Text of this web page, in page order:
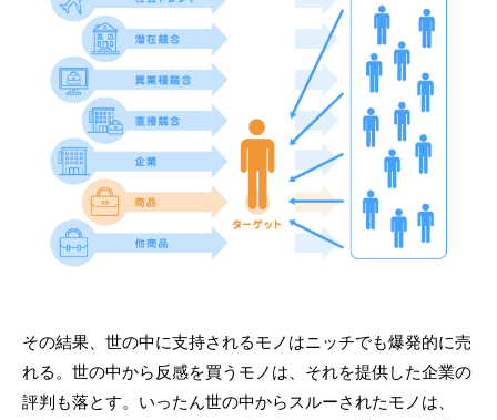
その結果、世の中に支持されるモノはニッチでも爆発的に売
れる。世の中から反感を買うモノは、それを提供した企業の
評判も落とす。いったん世の中からスルーされたモノは、